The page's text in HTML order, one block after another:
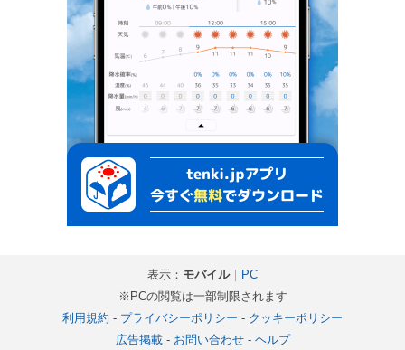
表示： モバイル｜ PC
※PCの閲覧は一部制限されます
利用規約 - プライバシーポリシー - クッキーポリシー
広告掲載- お問い合わせ- ヘルプ